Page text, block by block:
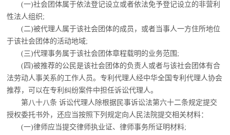
(一)社会团体属于依法登记设立或者依法免予登记设立的非营利
性法人组织;
(二)被代理人属于该社会团体的成员，或者当事人一方住所地位
于该社会团体的活动地域;
(三)代理事务属于该社会团体章程载明的业务范围;
(四)被推荐的公民是该社会团体的负责人或者与该社会团体有合
法劳动人事关系的工作人员。专利代理人经中华全国专利代理人协会
推荐，可以在专利纠纷案件中担任诉讼代理人。
第八十八条 诉讼代理人除根据民事诉讼法第六十二条规定提交
授权委托书外，还应当按照下列规定向人民法院提交相关材料：
(一)律师应当提交律师执业证、律师事务所证明材料;